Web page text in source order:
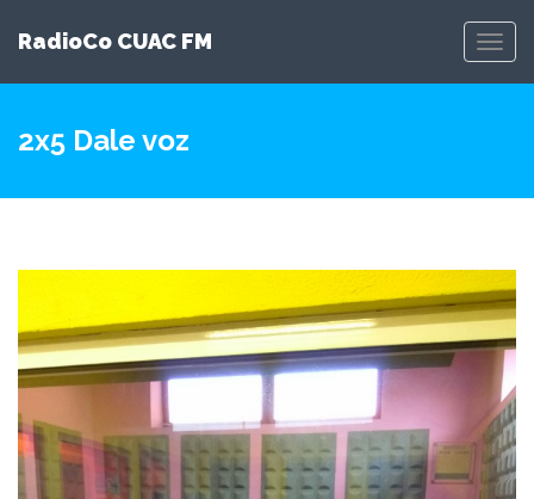
RadioCo CUAC FM
2x5 Dale voz